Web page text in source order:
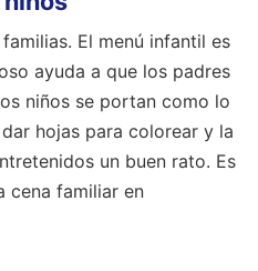
El menú infantil es
ayuda a que los padres
niños se portan como lo
hojas para colorear y la
un buen rato. Es
cena familiar en